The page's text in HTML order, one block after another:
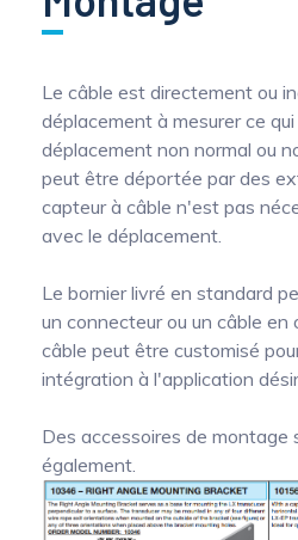
Le câble est directement ou
déplacement à mesurer ce
déplacement non normal ou
peut être déportée par des
capteur à câble n'est pas
avec le déplacement.
Le bornier livré en standard
un connecteur ou un câble en
câble peut être customisé
intégration à l'application
Des accessoires de montage
également.